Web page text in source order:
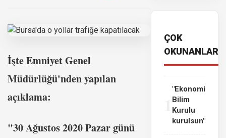
İşte Emniyet Genel
Müdürlüğü'nden yapılan
açıklama:
"30 Ağustos 2020 Pazar günü
ÇOK
OKUNANLAR
"Ekonomi
Bilim
Kurulu
kurulsun"